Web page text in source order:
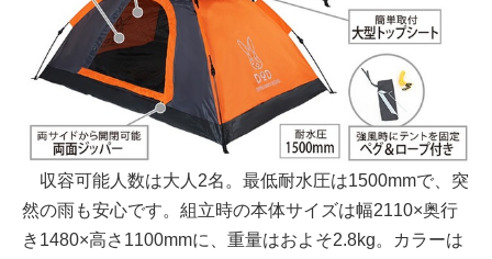
収容可能人数は大人2名。最低耐水圧は1500mmで、突
然の雨も安心です。組立時の本体サイズは幅2110×奥行
き1480×高さ1100mmに、重量はおよそ2.8kg。カラーは